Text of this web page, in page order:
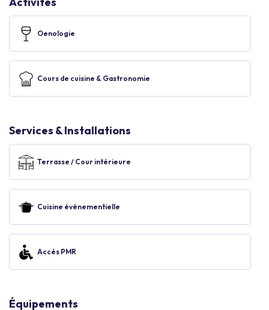
Oenologie
Cours de cuisine & Gastronomie
Services & Installations
Terrasse / Cour intérieure
Cuisine événementielle
Accès PMR
Équipements